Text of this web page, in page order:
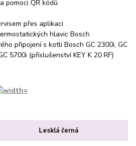
pomoci QR kódů
přes aplikaci
hlavic Bosch
připojení s kotli Bosch GC 2300i, GC
5700i (příslušenství KEY K 20 RF)
Lesklá černá